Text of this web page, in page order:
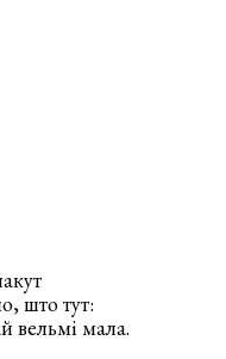
што тут:
вельмі мала.